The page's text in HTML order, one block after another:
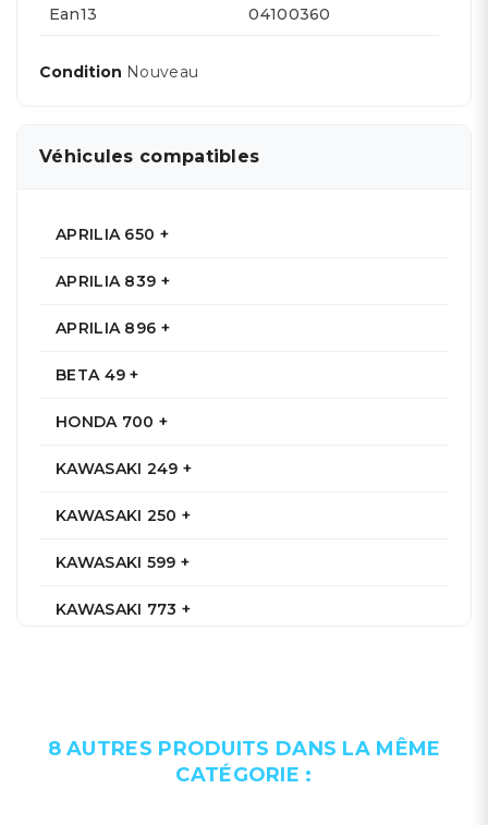
Ean13 04100360
Condition Nouveau
Véhicules compatibles
APRILIA 650 +
APRILIA 839 +
APRILIA 896 +
BETA 49 +
HONDA 700 +
KAWASAKI 249 +
KAWASAKI 250 +
KAWASAKI 599 +
KAWASAKI 773 +
KTM 125 +
8 AUTRES PRODUITS DANS LA MÊME
CATÉGORIE :